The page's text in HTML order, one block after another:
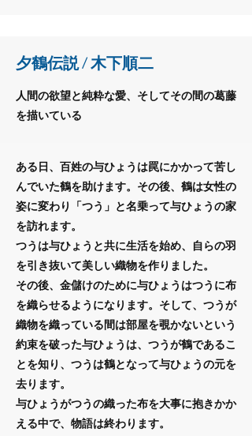
夕鶴伝説 / 木下順二
人間の欲望と純粋な愛、そしてその間の葛藤
を描いている
ある日、百姓の与ひょうは罠にかかって苦し
んでいた鶴を助けます。その後、鶴は女性の
姿に変わり「つう」と名乗って与ひょうの家
を訪れます。
つうは与ひょうと共に生活を始め、自らの羽
を引き抜いて美しい織物を作りました。
その後、金儲けのために与ひょうはつうに布
を織らせるようになります。そして、つうが
織物を織っている間は部屋を覗かないという
約束を破った与ひょうは、つうが鶴であるこ
とを知り、つうは鶴となって与ひょうの元を
去ります。
​与ひょうがつうの織った布を大事に抱きかか
える中で、物語は終わります。